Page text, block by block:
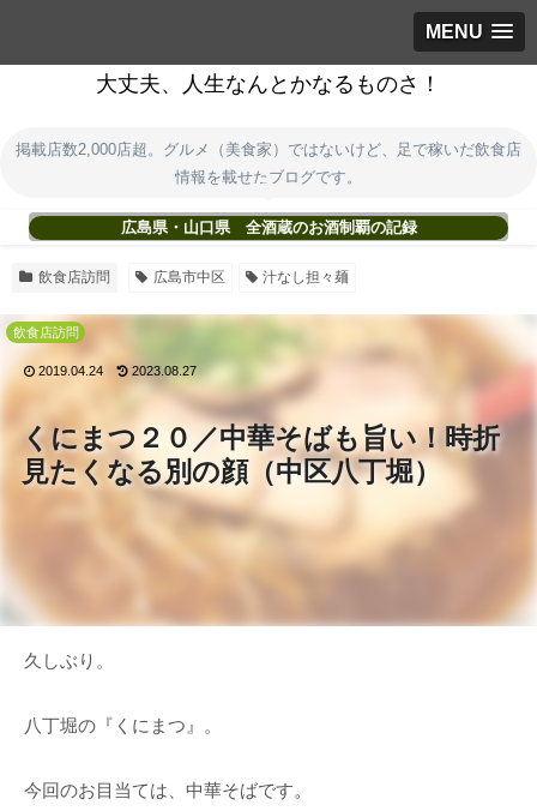
MENU
大丈夫、人生なんとかなるものさ！
掲載店数2,000店超。グルメ（美食家）ではないけど、足で稼いだ飲食店
情報を載せたブログです。
広島県・山口県 全酒蔵のお酒制覇の記録
飲食店訪問 広島市中区 汁なし担々麺
くにまつ２０／中華そばも旨い！時折
見たくなる別の顔（中区八丁堀）
飲食店訪問
2019.04.24 2023.08.27
久しぶり。
八丁堀の『くにまつ』。
今回のお目当ては、中華そばです。